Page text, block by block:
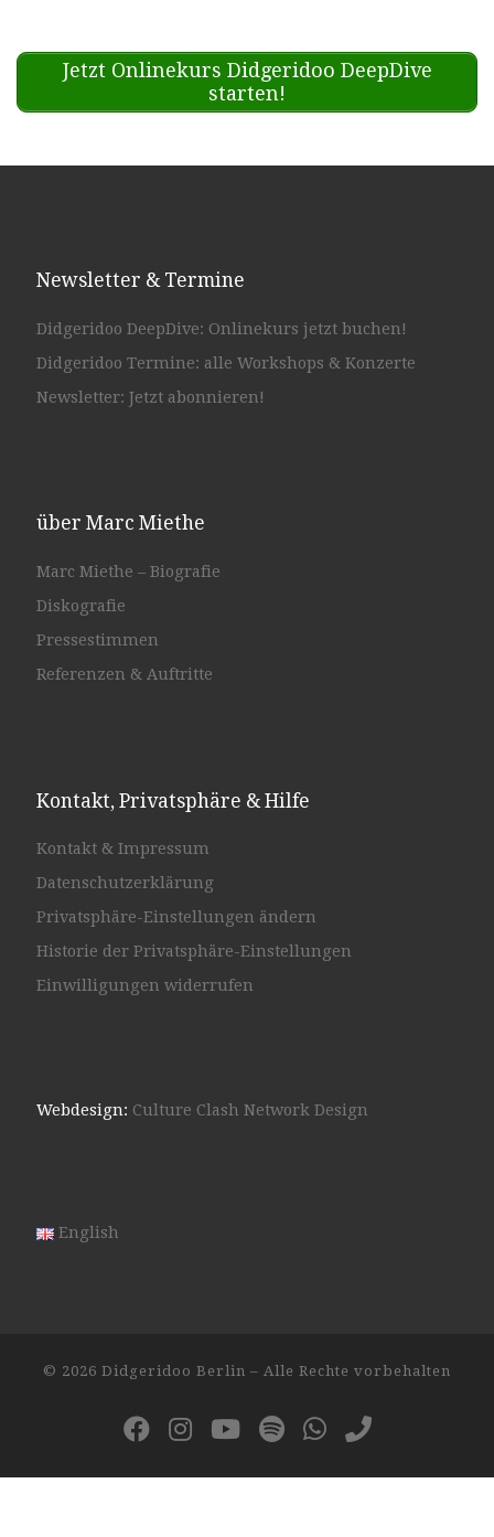
Jetzt Onlinekurs Didgeridoo DeepDive
starten!
Newsletter & Termine
Didgeridoo DeepDive: Onlinekurs jetzt buchen!
Didgeridoo Termine: alle Workshops & Konzerte
Newsletter: Jetzt abonnieren!
über Marc Miethe
Marc Miethe – Biografie
Diskografie
Pressestimmen
Referenzen & Auftritte
Kontakt, Privatsphäre & Hilfe
Kontakt & Impressum
Datenschutzerklärung
Privatsphäre-Einstellungen ändern
Historie der Privatsphäre-Einstellungen
Einwilligungen widerrufen
Webdesign: Culture Clash Network Design
English
© 2026 Didgeridoo Berlin – Alle Rechte vorbehalten